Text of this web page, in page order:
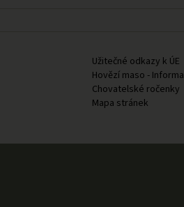
Užitečné odkazy k ÚE
Hovězí maso -
Chovatelské ročenky
Mapa stránek